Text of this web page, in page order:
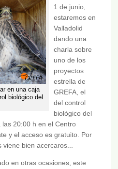
en una caja
biológico del
1 de junio,
estaremos en
Valladolid
dando una
charla sobre
uno de los
proyectos
estrella de
GREFA, el
del control
biológico del
20:00 h en el Centro
y el acceso es gratuito. Por
viene bien acercaros...
en otras ocasiones, este